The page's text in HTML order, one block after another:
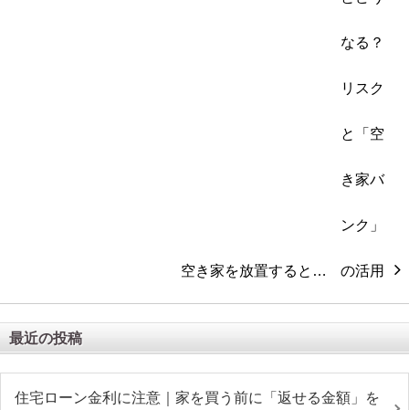
空き家を放置すると…
最近の投稿
住宅ローン金利に注意｜家を買う前に「返せる金額」を